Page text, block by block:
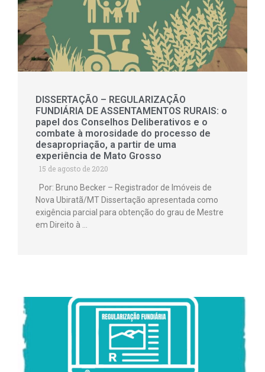
DISSERTAÇÃO – REGULARIZAÇÃO
FUNDIÁRIA DE ASSENTAMENTOS RURAIS: o
papel dos Conselhos Deliberativos e o
combate à morosidade do processo de
desapropriação, a partir de uma
experiência de Mato Grosso
15 de agosto de 2020
Por: Bruno Becker – Registrador de Imóveis de
Nova Ubiratã/MT Dissertação apresentada como
exigência parcial para obtenção do grau de Mestre
em Direito à …